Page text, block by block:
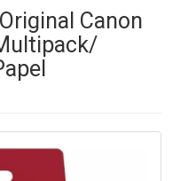
Canon